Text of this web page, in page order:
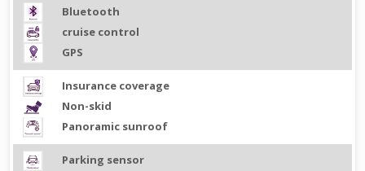
Bluetooth
cruise control
GPS
Insurance coverage
Non-skid
Panoramic sunroof
Parking sensor